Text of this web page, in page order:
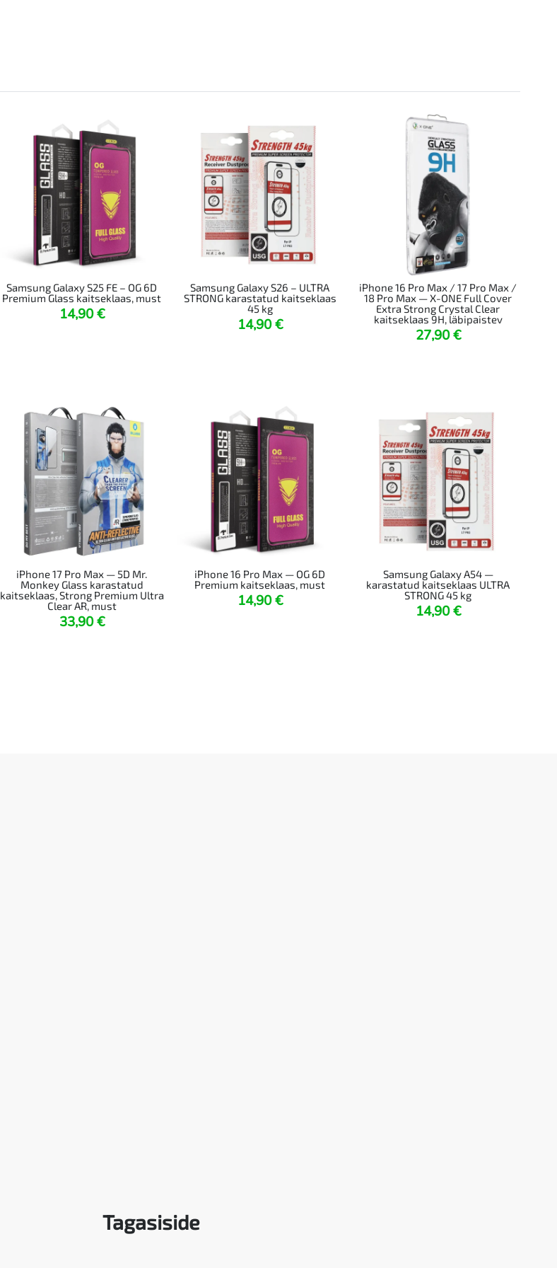
Samsung Galaxy S25 FE – OG 6D
Premium Glass kaitseklaas, must
14,90€
Samsung Galaxy S26 – ULTRA
STRONG karastatud kaitseklaas
45 kg
14,90€
iPhone 16 Pro Max / 17 Pro Max /
18 Pro Max — X-ONE Full Cover
Extra Strong Crystal Clear
kaitseklaas 9H, läbipaistev
27,90€
iPhone 17 Pro Max — 5D Mr.
Monkey Glass karastatud
kaitseklaas, Strong Premium Ultra
Clear AR, must
33,90€
iPhone 16 Pro Max — OG 6D
Premium kaitseklaas, must
14,90€
Samsung Galaxy A54 —
karastatud kaitseklaas ULTRA
STRONG 45 kg
14,90€
Tagasiside